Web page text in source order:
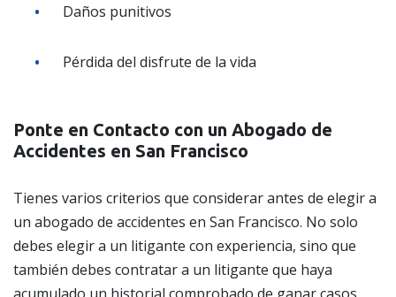
Daños punitivos
Pérdida del disfrute de la vida
Ponte en Contacto con un Abogado de
Accidentes en San Francisco
Tienes varios criterios que considerar antes de elegir a
un abogado de accidentes en San Francisco. No solo
debes elegir a un litigante con experiencia, sino que
también debes contratar a un litigante que haya
acumulado un historial comprobado de ganar casos